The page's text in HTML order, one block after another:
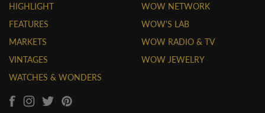
HIGHLIGHT
FEATURES
MARKETS
VINTAGES
WATCHES & WONDERS
WOW NETWORK
WOW'S LAB
WOW RADIO & TV
WOW JEWELRY